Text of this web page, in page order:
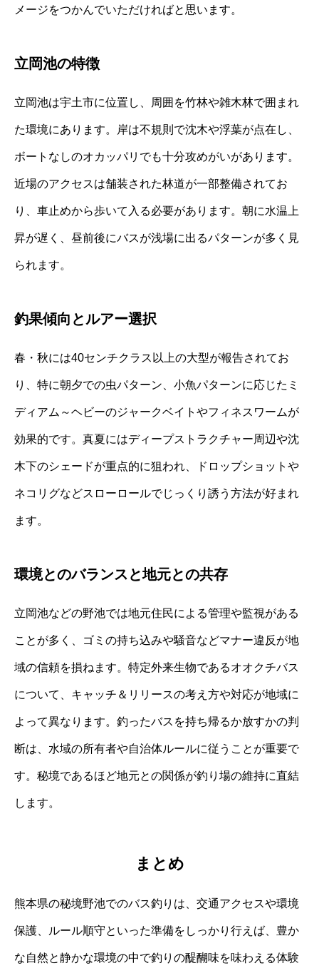
メージをつかんでいただければと思います。
立岡池の特徴
立岡池は宇土市に位置し、周囲を竹林や雑木林で囲まれ
た環境にあります。岸は不規則で沈木や浮葉が点在し、
ボートなしのオカッパリでも十分攻めがいがあります。
近場のアクセスは舗装された林道が一部整備されてお
り、車止めから歩いて入る必要があります。朝に水温上
昇が遅く、昼前後にバスが浅場に出るパターンが多く見
られます。
釣果傾向とルアー選択
春・秋には40センチクラス以上の大型が報告されてお
り、特に朝夕での虫パターン、小魚パターンに応じたミ
ディアム～ヘビーのジャークベイトやフィネスワームが
効果的です。真夏にはディープストラクチャー周辺や沈
木下のシェードが重点的に狙われ、ドロップショットや
ネコリグなどスローロールでじっくり誘う方法が好まれ
ます。
環境とのバランスと地元との共存
立岡池などの野池では地元住民による管理や監視がある
ことが多く、ゴミの持ち込みや騒音などマナー違反が地
域の信頼を損ねます。特定外来生物であるオオクチバス
について、キャッチ＆リリースの考え方や対応が地域に
よって異なります。釣ったバスを持ち帰るか放すかの判
断は、水域の所有者や自治体ルールに従うことが重要で
す。秘境であるほど地元との関係が釣り場の維持に直結
します。
まとめ
熊本県の秘境野池でのバス釣りは、交通アクセスや環境
保護、ルール順守といった準備をしっかり行えば、豊か
な自然と静かな環境の中で釣りの醍醐味を味わえる体験